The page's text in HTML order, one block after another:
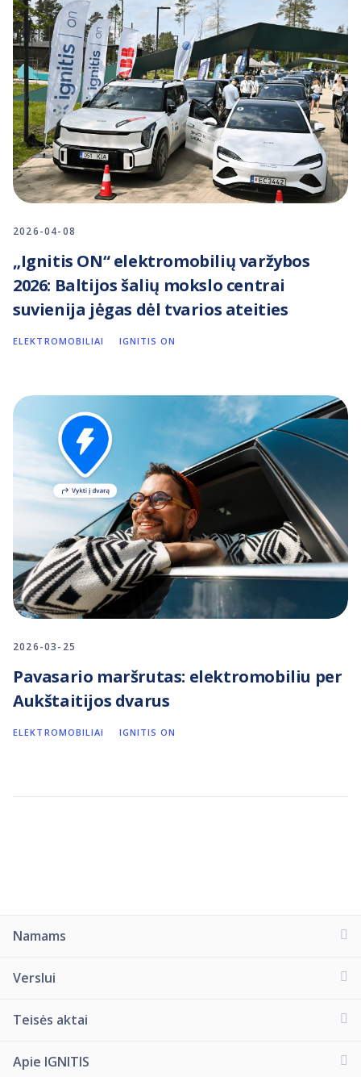
2026-04-08
„Ignitis ON“ elektromobilių varžybos
2026: Baltijos šalių mokslo centrai
suvienija jėgas dėl tvarios ateities
ELEKTROMOBILIAI IGNITIS ON
2026-03-25
Pavasario maršrutas: elektromobiliu per
Aukštaitijos dvarus
ELEKTROMOBILIAI IGNITIS ON
Namams
Verslui
Teisės aktai
Apie IGNITIS